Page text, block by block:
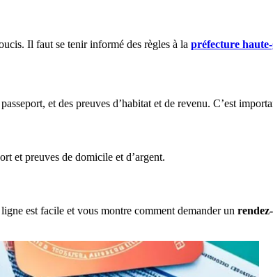
Il faut se tenir informé des règles à la préfecture
et des preuves d’habitat et de revenu. C’est
et preuves de domicile et d’argent.
est facile et vous montre comment demander un